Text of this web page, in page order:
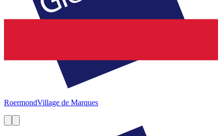
RoermondVillage de Marques